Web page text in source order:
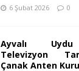
6 Şubat 2026 0
Ayvalı
Televizyon
Çanak Anten